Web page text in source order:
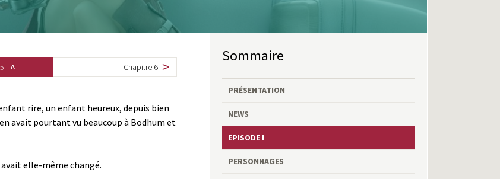
Chapitre 6
rire, un enfant heureux, depuis bien
avait pourtant vu beaucoup à Bodhum et
elle-même changé.
Sommaire
PRÉSENTATION
NEWS
EPISODE I
PERSONNAGES